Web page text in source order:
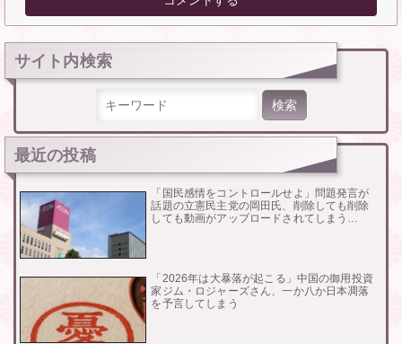
サイト内検索
最近の投稿
「国民感情をコントロールせよ」問題発言が
話題の立憲民主党の岡田氏、削除しても削除
しても動画がアップロードされてしまう…
「2026年は大暴落が起こる」中国の御用投資
家ジム・ロジャーズさん、一か八か日本凋落
を予言してしまう